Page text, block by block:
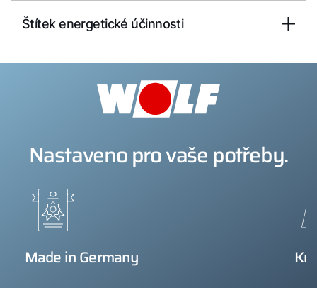
Štítek energetické účinnosti
Nastaveno pro vaše potřeby.
Made in Germany